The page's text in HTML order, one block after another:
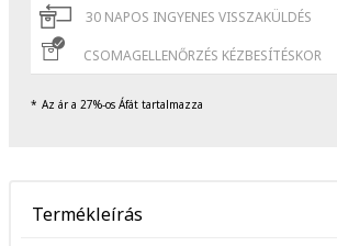
30 NAPOS INGYENES VISSZAKÜLDÉS
CSOMAGELLENŐRZÉS KÉZBESÍTÉSKOR
Az ár a 27%-os Áfát tartalmazza
Termékleírás